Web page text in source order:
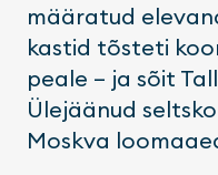
määratud
kastid tõsteti
peale – ja sõit
Ülejäänud
Moskva